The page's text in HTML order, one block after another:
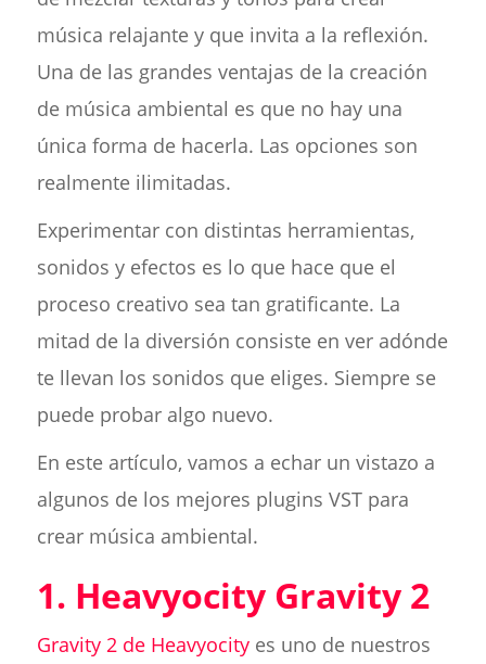
música relajante y que invita a la reflexión.
Una de las grandes ventajas de la creación
de música ambiental es que no hay una
única forma de hacerla. Las opciones son
realmente ilimitadas.
Experimentar con distintas herramientas,
sonidos y efectos es lo que hace que el
proceso creativo sea tan gratificante. La
mitad de la diversión consiste en ver adónde
te llevan los sonidos que eliges. Siempre se
puede probar algo nuevo.
En este artículo, vamos a echar un vistazo a
algunos de los mejores plugins VST para
crear música ambiental.
1. Heavyocity Gravity 2
Gravity 2 de Heavyocityes uno de nuestros